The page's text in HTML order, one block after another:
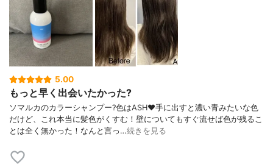
5.00
もっと早く出会いたかった?
ソマルカのカラーシャンプー?色はASH❤️手に出すと濃い青みたいな色
だけど、これ本当に髪色がくすむ！壁についてもすぐ流せば色が残るこ
とは全く無かった！なんと言っ…続きを見る